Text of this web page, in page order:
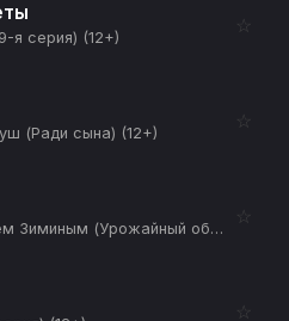
я серия) (12+)
☆
(Ради сына) (12+)
☆
Готовим с Алексеем Зиминым (Урожайный обед) (12+)
☆
☆